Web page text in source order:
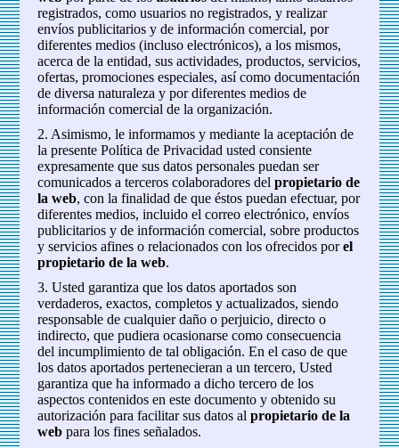
registrados, como usuarios no registrados, y realizar
envíos publicitarios y de información comercial, por
diferentes medios (incluso electrónicos), a los mismos,
acerca de la entidad, sus actividades, productos, servicios,
ofertas, promociones especiales, así como documentación
de diversa naturaleza y por diferentes medios de
información comercial de la organización.
2. Asimismo, le informamos y mediante la aceptación de
la presente Política de Privacidad usted consiente
expresamente que sus datos personales puedan ser
comunicados a terceros colaboradores delpropietario de
la web, con la finalidad de que éstos puedan efectuar, por
diferentes medios, incluido el correo electrónico, envíos
publicitarios y de información comercial, sobre productos
y servicios afines o relacionados con los ofrecidos porel
propietario de la web.
3. Usted garantiza que los datos aportados son
verdaderos, exactos, completos y actualizados, siendo
responsable de cualquier daño o perjuicio, directo o
indirecto, que pudiera ocasionarse como consecuencia
del incumplimiento de tal obligación. En el caso de que
los datos aportados pertenecieran a un tercero, Usted
garantiza que ha informado a dicho tercero de los
aspectos contenidos en este documento y obtenido su
autorización para facilitar sus datos alpropietario de la
webpara los fines señalados.